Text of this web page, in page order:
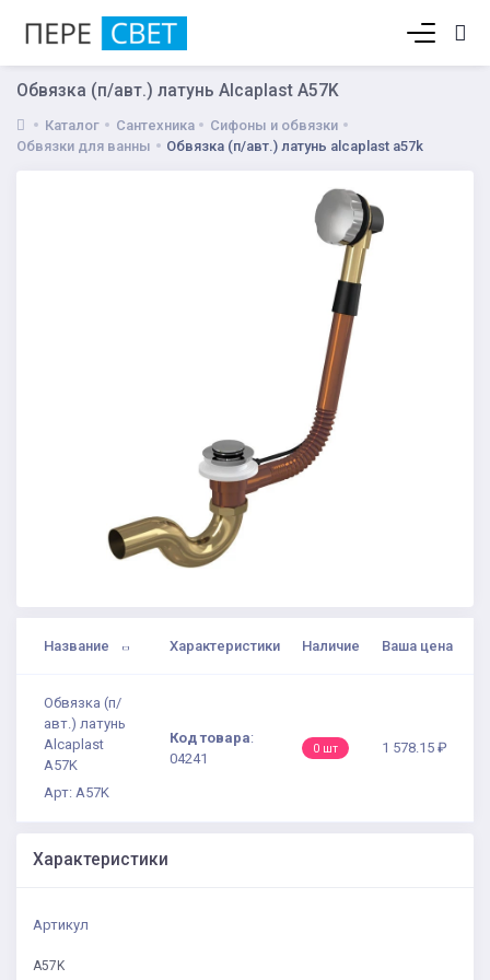
Обвязка (п/авт.) латунь Alcaplast A57K
Каталог Сантехника
Сифоны и обвязки
Обвязки для ванны
Обвязка (п/авт.) латунь alcaplast a57k
Название Характеристики Наличие Ваша цена
Обвязка (п/
авт.) латунь
Alcaplast
A57K
Арт: A57K
Код товара:
04241
0 шт 1 578.15 ₽
Характеристики
Артикул
A57K